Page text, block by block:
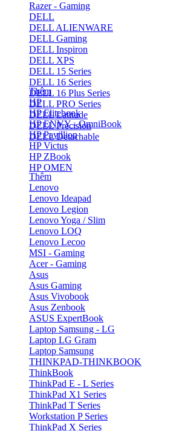
Razer - Gaming
DELL
DELL ALIENWARE
DELL Gaming
DELL Inspiron
DELL XPS
DELL 15 Series
DELL 16 Series
DELL 16 Plus Series
DELL PRO Series
DELL Latitude
DELL Precision
DELL Detachable
Thêm
HP
HP Elitebook
HP ENVY - OmniBook
HP Pavillion
HP Victus
HP ZBook
HP OMEN
Thêm
Lenovo
Lenovo Ideapad
Lenovo Legion
Lenovo Yoga / Slim
Lenovo LOQ
Lenovo Lecoo
MSI - Gaming
Acer - Gaming
Asus
Asus Gaming
Asus Vivobook
Asus Zenbook
ASUS ExpertBook
Laptop Samsung - LG
Laptop LG Gram
Laptop Samsung
THINKPAD-THINKBOOK
ThinkBook
ThinkPad E - L Series
ThinkPad X1 Series
ThinkPad T Series
Workstation P Series
ThinkPad X Series